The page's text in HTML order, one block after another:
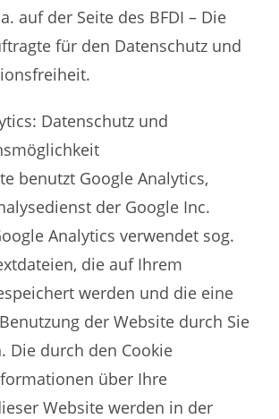
auf der Seite des BFDI – Die
für den Datenschutz und
Datenschutz und
benutzt Google Analytics,
der Google Inc.
Analytics verwendet sog.
die auf Ihrem
werden und die eine
der Website durch Sie
Die durch den Cookie
über Ihre
Website werden in der